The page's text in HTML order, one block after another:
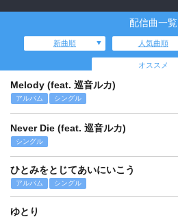
配信曲一覧
新曲順 人気曲順
オススメ
Melody (feat. 巡音ルカ)
アルバム シングル
Never Die (feat. 巡音ルカ)
シングル
ひとみをとじてあいにいこう
アルバム シングル
ゆとり